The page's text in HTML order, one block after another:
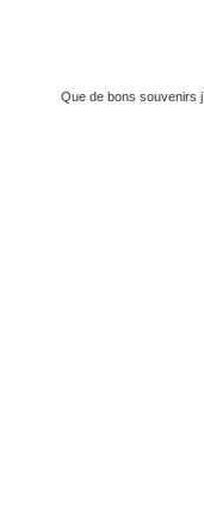
Que de bons souvenirs